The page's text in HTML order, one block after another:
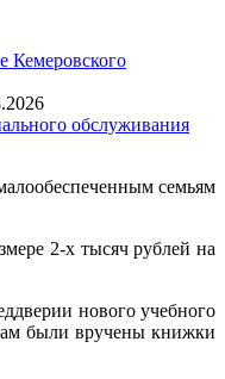
Кемеровского
обслуживания
семьям
2-х тысяч рублей на
нового учебного
были вручены книжки